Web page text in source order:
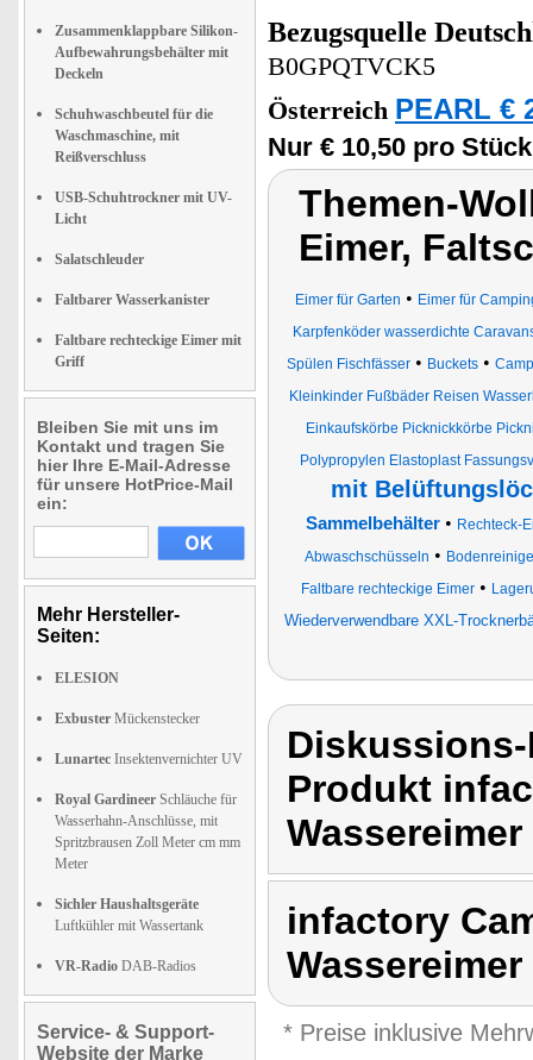
Zusammenklappbare Silikon-
Aufbewahrungsbehälter mit
Deckeln
Schuhwaschbeutel für die
Waschmaschine, mit
Reißverschluss
USB-Schuhtrockner mit UV-
Licht
Salatschleuder
Faltbarer Wasserkanister
Faltbare rechteckige Eimer mit
Griff
Bleiben Sie mit uns im
Kontakt und tragen Sie
hier Ihre E-Mail-Adresse
für unsere HotPrice-Mail
ein:
Mehr Hersteller-
Seiten:
ELESION
Exbuster Mückenstecker
Lunartec Insektenvernichter UV
Royal Gardineer Schläuche für
Wasserhahn-Anschlüsse, mit
Spritzbrausen Zoll Meter cm mm
Meter
Sichler Haushaltsgeräte
Luftkühler mit Wassertank
VR-Radio DAB-Radios
Service- & Support-
Website der Marke
Bezugsquelle
B0GPQTVCK5
Österreich PEARL €
Nur € 10,50 pro
Themen-
Eimer,
Eimer für Garten • Eimer für
Karpfenköder wasserdichte
Spülen Fischfässer • Buckets •
Kleinkinder Fußbäder Reisen
Einkaufskörbe Picknickkörbe
Polypropylen Elastoplast
mit
Sammelbehälter• Rechteck-
Abwaschschüsseln •
Faltbare rechteckige Eimer •
Wiederverwendbare XXL-
Produkt
infactory
* Preise inklusive